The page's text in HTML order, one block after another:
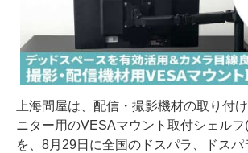
上海問屋は、配信・撮影機材の取り付
ニター用のVESAマウント取付シェル
を、8月29日に全国のドスパラ、ドスパ